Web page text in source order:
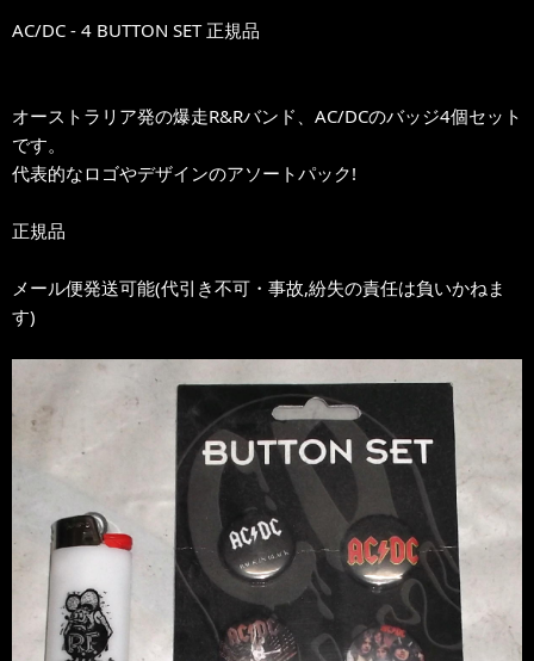
AC/DC - 4 BUTTON SET 正規品
オーストラリア発の爆走R&Rバンド、AC/DCのバッジ4個セット
です。
代表的なロゴやデザインのアソートパック!
正規品
メール便発送可能(代引き不可・事故,紛失の責任は負いかねま
す)